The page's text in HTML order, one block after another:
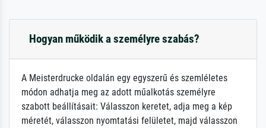
Hogyan működik a személyre szabás?
A Meisterdrucke oldalán egy egyszerű és szemléletes
módon adhatja meg az adott műalkotás személyre
szabott beállításait: Válasszon keretet, adja meg a kép
méretét, válasszon nyomtatási felületet, majd válasszon